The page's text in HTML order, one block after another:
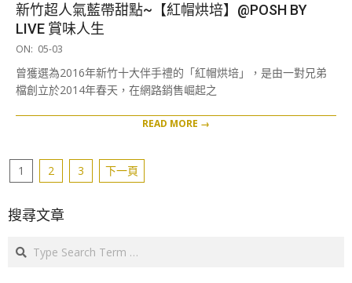
新竹超人氣藍帶甜點~【紅帽烘培】@POSH BY
LIVE 賞味人生
2019-
03
ON: 05-03
曾獲選為2016年新竹十大伴手禮的「紅帽烘培」，是由一對兄弟
檔創立於2014年春天，在網路銷售崛起之
READ MORE →
文
分
1 2 3 下一頁
搜尋文章
Search